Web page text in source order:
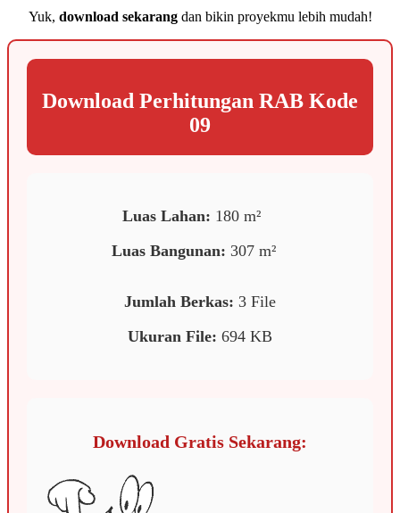
Yuk, download sekarangdan bikin proyekmu lebih mudah!
Download Perhitungan RAB Kode
09
Luas Lahan: 180 m²
Luas Bangunan: 307 m²
Jumlah Berkas: 3 File
Ukuran File: 694 KB
Download Gratis Sekarang: